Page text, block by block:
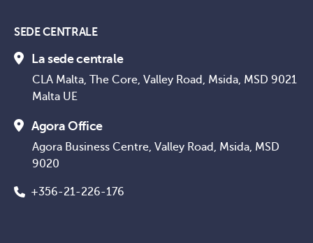
SEDE CENTRALE
La sede centrale
CLA Malta, The Core, Valley Road, Msida, MSD 9021
Malta UE
Agora Office
Agora Business Centre, Valley Road, Msida, MSD
9020
+356-21-226-176